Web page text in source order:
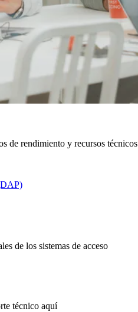
de rendimiento y recursos técnicos
de los sistemas de acceso
técnico aquí